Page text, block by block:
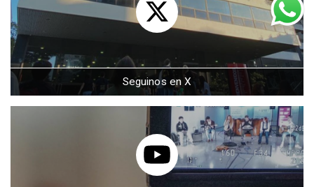
Seguinos en X